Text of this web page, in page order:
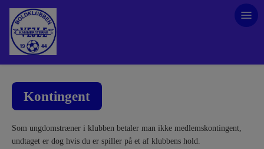
Kontingent
Som ungdomstræner i klubben betaler man ikke medlemskontingent,
undtaget er dog hvis du er spiller på et af klubbens hold.